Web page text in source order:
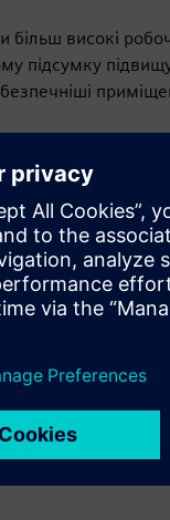
високі
підсумку
техніки
нам